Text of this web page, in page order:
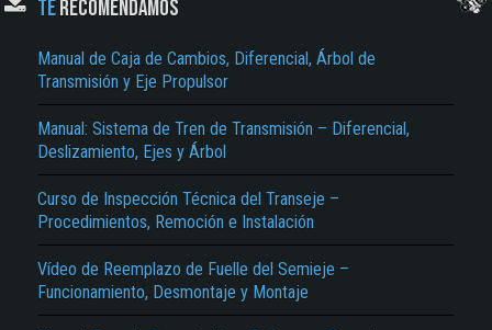
TE RECOMENDAMOS
Manual de Caja de Cambios, Diferencial, Árbol de
Transmisión y Eje Propulsor
Manual: Sistema de Tren de Transmisión – Diferencial,
Deslizamiento, Ejes y Árbol
Curso de Inspección Técnica del Transeje –
Procedimientos, Remoción e Instalación
Vídeo de Reemplazo de Fuelle del Semieje –
Funcionamiento, Desmontaje y Montaje
El Título es incorrecto según el contenido.
Texto o Imagen de portada son erróneos.
No carga o no se visualiza el contenido.